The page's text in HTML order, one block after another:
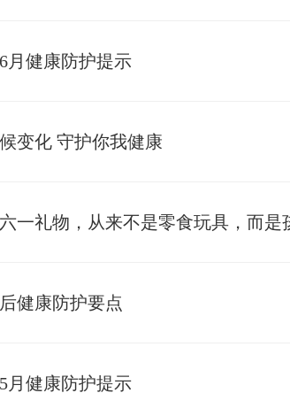
月健康防护提示
变化 守护你我健康
一礼物，从来不是零食玩具，而是
健康防护要点
月健康防护提示